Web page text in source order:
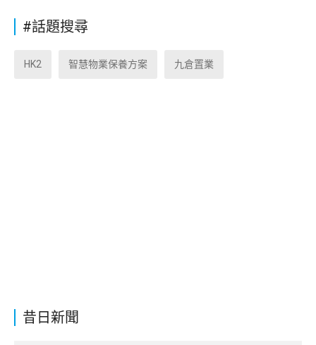
昔日新聞
#話題搜尋
HK2 智慧物業保養方案 九倉置業